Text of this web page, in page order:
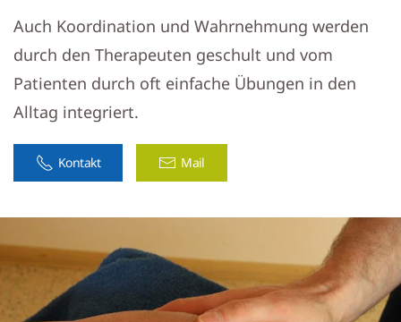
Auch Koordination und Wahrnehmung werden
durch den Therapeuten geschult und vom
Patienten durch oft einfache Übungen in den
Alltag integriert.
Kontakt Mail